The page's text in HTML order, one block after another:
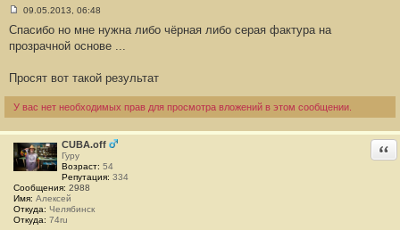
о
б
н
е
09.05.2013, 06:48
Спасибо но мне нужна либо чёрная либо серая фактура на
прозрачной основе ...
Просят вот такой результат
У вас нет необходимых прав для просмотра вложений в этом сообщении.
CUBA.off
Гуру
Возраст: 54
Репутация: 334
Сообщения: 2988
Имя: Алексей
Откуда: Челябинск
Откуда: 74ru